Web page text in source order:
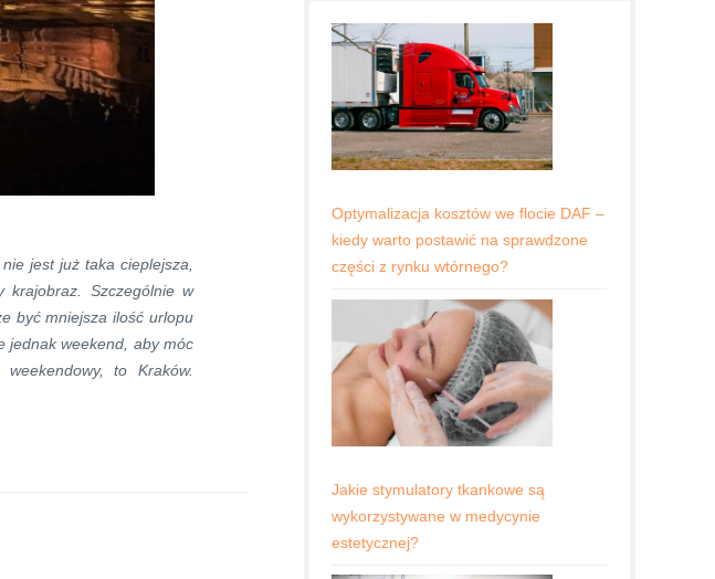
jest już taka cieplejsza,
krajobraz. Szczególnie w
być mniejsza ilość urlopu
jednakweekend, aby móc
to Kraków.
Optymalizacja kosztów we flocie DAF –
kiedy warto postawić na sprawdzone
części z rynku wtórnego?
Jakie stymulatory tkankowe są
wykorzystywane w medycynie
estetycznej?